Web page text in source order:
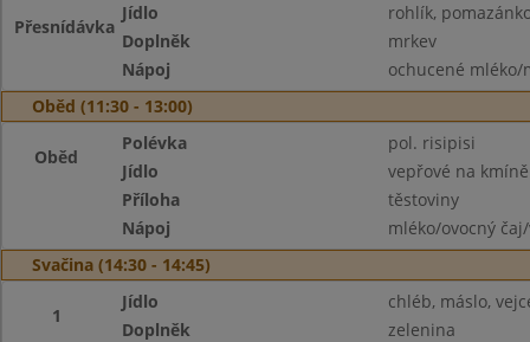
Přesnídávka
Jídlo
rohlík,
Doplněk
mrkev
Nápoj
ochucené
Oběd (11:30 - 13:00)
Oběd
Polévka
pol. risipisi
Jídlo
vepřové na kmíně
Příloha
těstoviny
Nápoj
mléko/ovocný
Svačina (14:30 - 14:45)
1
Jídlo
chléb, máslo,
Doplněk
zelenina